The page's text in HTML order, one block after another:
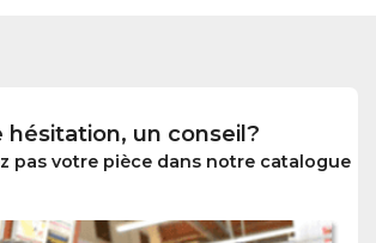
hésitation, un conseil?
pas votre pièce dans notre catalogue